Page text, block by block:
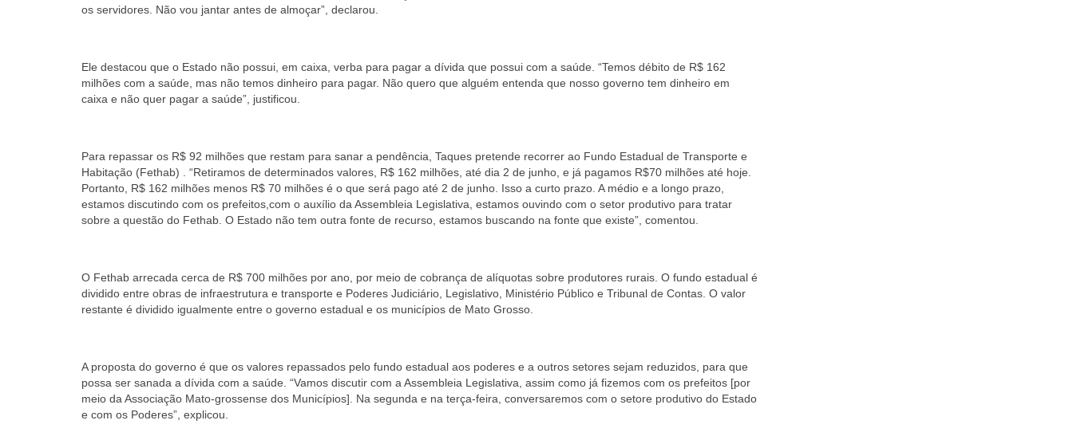
os servidores. Não vou jantar antes de almoçar”, declarou.
Ele destacou que o Estado não possui, em caixa, verba para pagar a dívida que possui com a saúde. “Temos débito de R$ 162
milhões com a saúde, mas não temos dinheiro para pagar. Não quero que alguém entenda que nosso governo tem dinheiro em
caixa e não quer pagar a saúde”, justificou.
Para repassar os R$ 92 milhões que restam para sanar a pendência, Taques pretende recorrer ao Fundo Estadual de Transporte e
Habitação (Fethab) . “Retiramos de determinados valores, R$ 162 milhões, até dia 2 de junho, e já pagamos R$70 milhões até hoje.
Portanto, R$ 162 milhões menos R$ 70 milhões é o que será pago até 2 de junho. Isso a curto prazo. A médio e a longo prazo,
estamos discutindo com os prefeitos,com o auxílio da Assembleia Legislativa, estamos ouvindo com o setor produtivo para tratar
sobre a questão do Fethab. O Estado não tem outra fonte de recurso, estamos buscando na fonte que existe”, comentou.
O Fethab arrecada cerca de R$ 700 milhões por ano, por meio de cobrança de alíquotas sobre produtores rurais. O fundo estadual é
dividido entre obras de infraestrutura e transporte e Poderes Judiciário, Legislativo, Ministério Público e Tribunal de Contas. O valor
restante é dividido igualmente entre o governo estadual e os municípios de Mato Grosso.
A proposta do governo é que os valores repassados pelo fundo estadual aos poderes e a outros setores sejam reduzidos, para que
possa ser sanada a dívida com a saúde. “Vamos discutir com a Assembleia Legislativa, assim como já fizemos com os prefeitos [por
meio da Associação Mato-grossense dos Municípios]. Na segunda e na terça-feira, conversaremos com o setore produtivo do Estado
e com os Poderes”, explicou.